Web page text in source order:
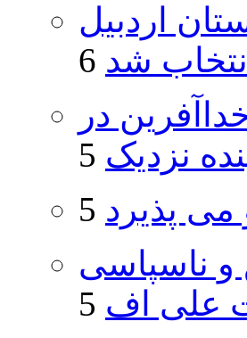
اردبيل
انتخاب شد
در
نزدیک
می پذیرد
و ناسپاسی
علی اف